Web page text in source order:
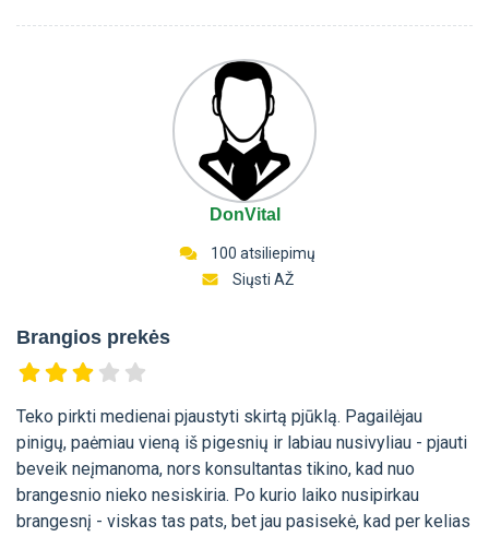
DonVital
100 atsiliepimų
Siųsti AŽ
Brangios prekės
Teko pirkti medienai pjaustyti skirtą pjūklą. Pagailėjau
pinigų, paėmiau vieną iš pigesnių ir labiau nusivyliau - pjauti
beveik neįmanoma, nors konsultantas tikino, kad nuo
brangesnio nieko nesiskiria. Po kurio laiko nusipirkau
brangesnį - viskas tas pats, bet jau pasisekė, kad per kelias